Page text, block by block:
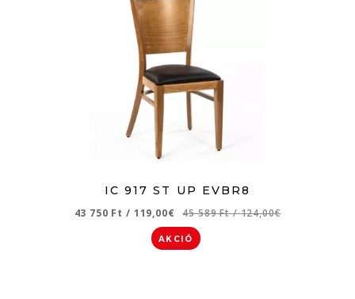
IC 917 ST UP EVBR8
43 750 Ft / 119,00€ 45 589 Ft/ 124,00€
AKCIÓ